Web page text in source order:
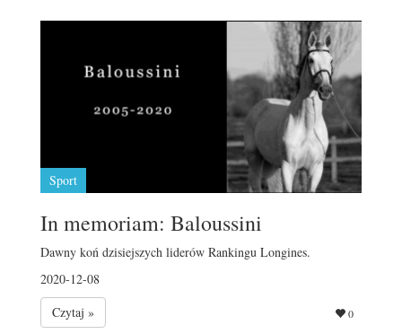
Sport
In memoriam: Baloussini
Dawny koń dzisiejszych liderów Rankingu Longines.
2020-12-08
Czytaj »
0